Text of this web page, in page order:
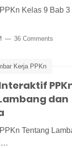
Kelas 9 Bab 3
36 Comments
Kerja PPKn
PPKn
dan
Tentang